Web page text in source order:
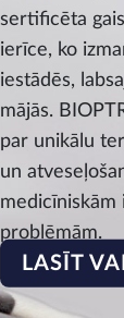
sertificēta
ierīce, ko
iestādēs,
mājās.
par unikālu
un
medicīniskām
problēmām.
LASĪT